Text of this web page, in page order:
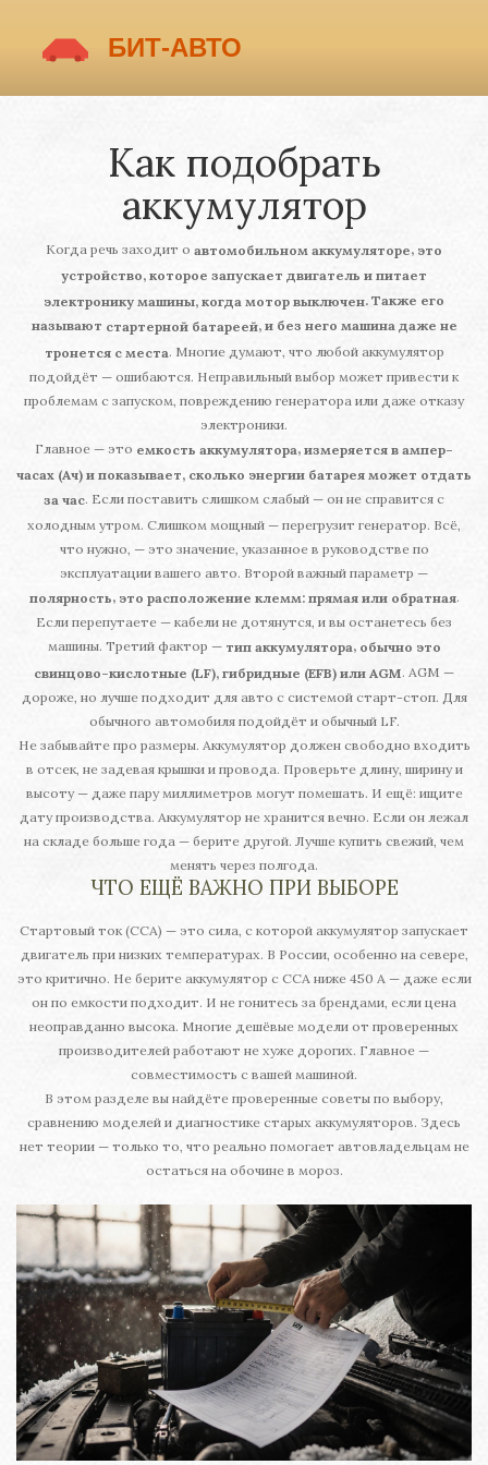
Как подобрать
аккумулятор
Когда речь заходит о автомобильном аккумуляторе, это
устройство, которое запускает двигатель и питает
электронику машины, когда мотор выключен. Также его
называют стартерной батареей, и без него машина даже не
тронется с места. Многие думают, что любой аккумулятор
подойдёт — ошибаются. Неправильный выбор может привести к
проблемам с запуском, повреждению генератора или даже отказу
электроники.
Главное — это емкость аккумулятора, измеряется в ампер-
часах (Ач) и показывает, сколько энергии батарея может отдать
за час. Если поставить слишком слабый — он не справится с
холодным утром. Слишком мощный — перегрузит генератор. Всё,
что нужно, — это значение, указанное в руководстве по
эксплуатации вашего авто. Второй важный параметр —
полярность, это расположение клемм: прямая или обратная.
Если перепутаете — кабели не дотянутся, и вы останетесь без
машины. Третий фактор — тип аккумулятора, обычно это
свинцово-кислотные (LF), гибридные (EFB) или AGM. AGM —
дороже, но лучше подходит для авто с системой старт-стоп. Для
обычного автомобиля подойдёт и обычный LF.
Не забывайте про размеры. Аккумулятор должен свободно входить
в отсек, не задевая крышки и провода. Проверьте длину, ширину и
высоту — даже пару миллиметров могут помешать. И ещё: ищите
дату производства. Аккумулятор не хранится вечно. Если он лежал
на складе больше года — берите другой. Лучше купить свежий, чем
менять через полгода.
ЧТО ЕЩЁ ВАЖНО ПРИ ВЫБОРЕ
Стартовый ток (CCA) — это сила, с которой аккумулятор запускает
двигатель при низких температурах. В России, особенно на севере,
это критично. Не берите аккумулятор с CCA ниже 450 А — даже если
он по емкости подходит. И не гонитесь за брендами, если цена
неоправданно высока. Многие дешёвые модели от проверенных
производителей работают не хуже дорогих. Главное —
совместимость с вашей машиной.
В этом разделе вы найдёте проверенные советы по выбору,
сравнению моделей и диагностике старых аккумуляторов. Здесь
нет теории — только то, что реально помогает автовладельцам не
остаться на обочине в мороз.